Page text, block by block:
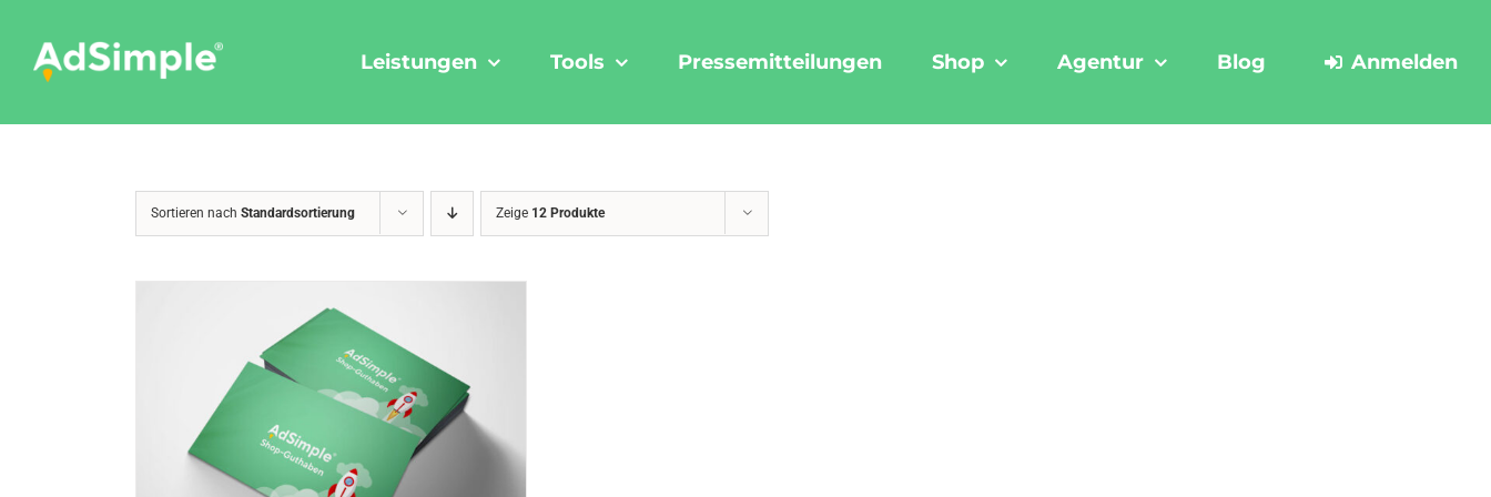
content
Leistungen Tools Pressemitteilungen Shop Agentur Blog Anmelden
Sortieren nach Standardsortierung Zeige 12 Produkte